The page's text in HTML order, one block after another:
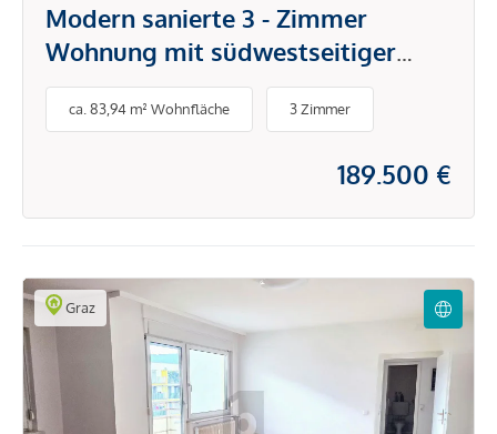
Modern sanierte 3 - Zimmer
Wohnung mit südwestseitiger
Loggia in beliebter, ruhiger
Siedlungslage
ca. 83,94 m² Wohnfläche 3 Zimmer
189.500 €
Graz